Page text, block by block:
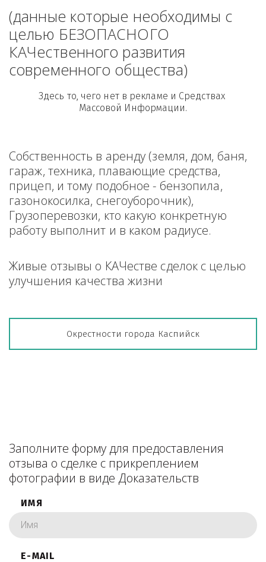
(данные которые необходимы с
целью БЕЗОПАСНОГО
КАЧественного развития
современного общества)
Здесь то, чего нет в рекламе и Средствах
Массовой Информации.
Собственность в аренду (земля, дом, баня,
гараж, техника, плавающие средства,
прицеп, и тому подобное - бензопила,
газонокосилка, снегоуборочник),
Грузоперевозки, кто какую конкретную
работу выполнит и в каком радиусе.
Живые отзывы о КАЧестве сделок с целью
улучшения качества жизни
Окрестности города Каспийск
Заполните форму для предоставления
отзыва о сделке с прикреплением
фотографии в виде Доказательств
ИМЯ
E-MAIL